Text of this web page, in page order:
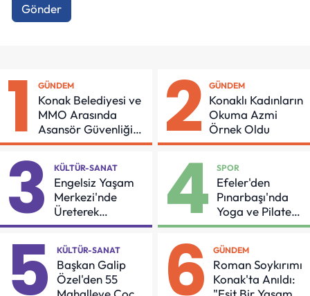
Gönder
1 GÜNDEM
Konak Belediyesi ve
MMO Arasında
Asansör Güvenliği
İçin Önemli Protokol
2 GÜNDEM
Konaklı Kadınların
Okuma Azmi
Örnek Oldu
3 KÜLTÜR-SANAT
Engelsiz Yaşam
Merkezi'nde
Üreterek
Güçleniyorlar
4 SPOR
Efeler'den
Pınarbaşı'nda
Yoga ve Pilates
Buluşması
5 KÜLTÜR-SANAT
Başkan Galip
Özel'den 55
6 GÜNDEM
Roman Soykırımı
Konak'ta Anıldı: